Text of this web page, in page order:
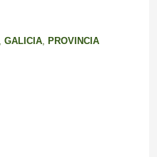
GALICIA,
PROVINCIA